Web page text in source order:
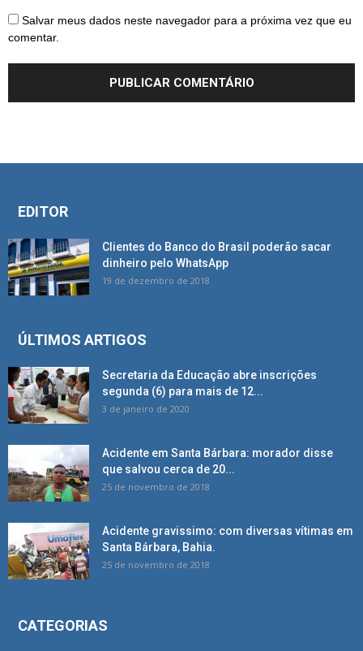
Salvar meus dados neste navegador para a próxima vez que eu
comentar.
EDITOR
Clientes do Banco do Brasil poderão sacar
dinheiro pelo WhatsApp
19 de dezembro de 2018
ÚLTIMOS ARTIGOS
Secretaria da Educação abre inscrições
segunda (6) para mais de 12...
3 de janeiro de 2020
Acidente em Santa Bárbara: morador disse
que salvou cerca de 20...
25 de novembro de 2018
Acidente gravissimo: com diversas vítimas em
Santa Bárbara, Bahia.
25 de novembro de 2018
CATEGORIAS